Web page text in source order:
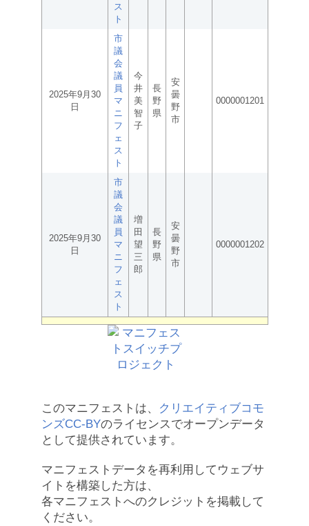
ス
ト
2025年9月30
日
市
議
会
議
員
マ
ニ
フ
ェ
ス
ト
今
井
美
智
子
長
野
県
安
曇
野
市
0000001201
2025年9月30
日
市
議
会
議
員
マ
ニ
フ
ェ
ス
ト
増
田
望
三
郎
長
野
県
安
曇
野
市
0000001202
このマニフェストは、
クリエイティブコモ
ンズCC-BYのライセンスでオープンデータ
として提供されています。
マニフェストデータを再利用してウェブサ
イトを構築した方は、
各マニフェストへのクレジットを掲載して
ください。